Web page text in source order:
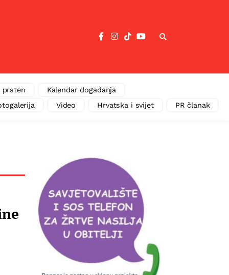
prsten
Kalendar događanja
Video Hrvatska i svijet PR članak